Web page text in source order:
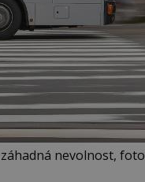
nevolnost,